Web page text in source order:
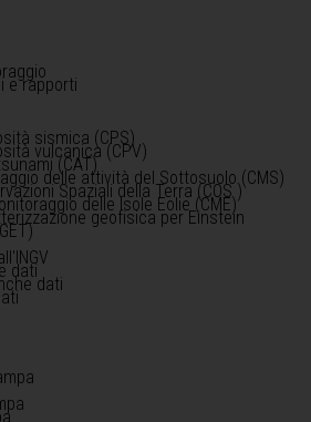
e rapporti
sismica (CPS)
vulcanica (CPV)
(CAT)
delle attività del Sottosuolo (CMS)
Spaziali della Terra (COS )
delle Isole Eolie (CME)
geofisica per Einstein
dati
dati